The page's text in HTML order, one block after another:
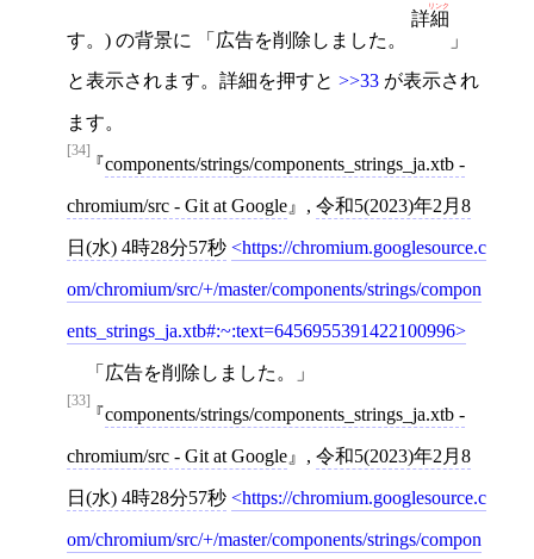
す。) の背景に 「広告を削除しました。
詳細
リンク
」
と表示されます。詳細を押すと >>33 が表示され
ます。
[34]
components/strings/components_strings_ja.xtb -
chromium/src - Git at Google , 令和5(2023)年2月8
日(水) 4時28分57秒 https://chromium.googlesource.c
om/chromium/src/+/master/components/strings/compon
ents_strings_ja.xtb#:~:text=6456955391422100996
「広告を削除しました。」
[33]
components/strings/components_strings_ja.xtb -
chromium/src - Git at Google , 令和5(2023)年2月8
日(水) 4時28分57秒 https://chromium.googlesource.c
om/chromium/src/+/master/components/strings/compon